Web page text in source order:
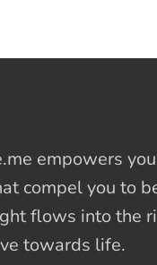
क्योंकि हम खुद को
हिमालय पर जाकर
तो ऐसा बिल्कुल नहीं है,
empowers
compel you to
flows into the
towards life.